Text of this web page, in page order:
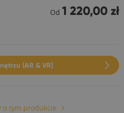
Od 1 220,00 zł
(AR & VR)
o tym produkcie